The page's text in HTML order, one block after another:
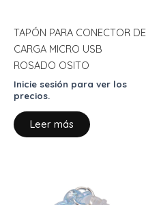
TAPÓN PARA CONECTOR DE
CARGA MICRO USB
ROSADO OSITO
Inicie sesión para ver los
precios.
Leer más